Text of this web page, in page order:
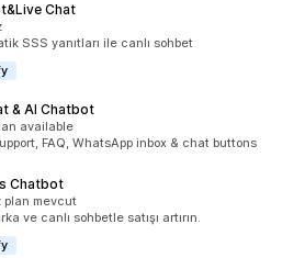
Chat
SSS yanıtları ile canlı sohbet
& AI Chatbot
available
FAQ, WhatsApp inbox & chat buttons
Chatbot
plan mevcut
ve canlı sohbetle satışı artırın.